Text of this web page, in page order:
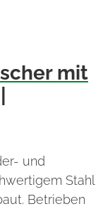
mit
und
Stahl
Betrieben